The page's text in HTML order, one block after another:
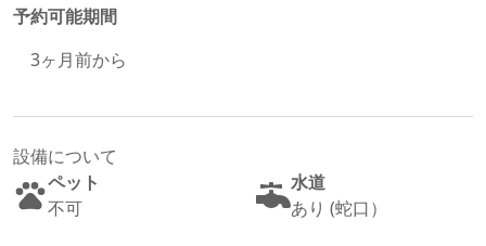
予約可能期間
3ヶ月前から
設備について
ペット
不可
水道
あり (蛇口）